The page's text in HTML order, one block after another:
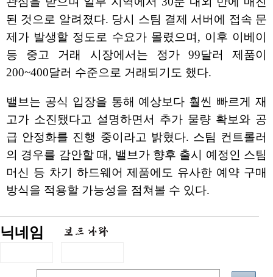
된 것으로 알려졌다. 당시 스팀 결제 서버에 접속 문
제가 발생할 정도로 수요가 몰렸으며, 이후 이베이
등 중고 거래 시장에서는 정가 99달러 제품이
200~400달러 수준으로 거래되기도 했다.
밸브는 공식 입장을 통해 예상보다 훨씬 빠르게 재
고가 소진됐다고 설명하면서 추가 물량 확보와 공
급 안정화를 진행 중이라고 밝혔다. 스팀 컨트롤러
의 경우를 감안할 때, 밸브가 향후 출시 예정인 스팀
머신 등 차기 하드웨어 제품에도 유사한 예약 구매
방식을 적용할 가능성을 점쳐볼 수 있다.
닉네임